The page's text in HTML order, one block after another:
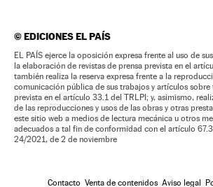
©EDICIONES EL PAÍS
EL PAÍS ejerce la oposición expresa frente al uso de
la elaboración de revistas de prensa prevista en el
también realiza la reserva expresa frente a la
comunicación pública de sus trabajos y artículos sobre
prevista en el artículo 33.1 del TRLPI; y, asimismo,
de las reproducciones y usos de las obras y otras
este sitio web a medios de lectura mecánica u otros
adecuados a tal fin de conformidad con el artículo
24/2021, de 2 de noviembre
Contacto Venta de contenidos Aviso legal